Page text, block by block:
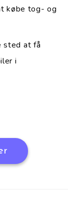
købe tog- og
sted at få
i